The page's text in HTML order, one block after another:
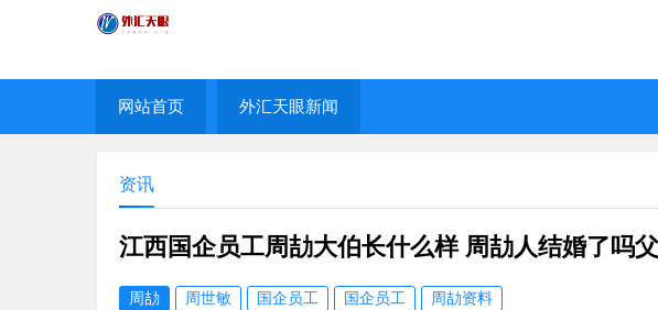
网站首页 外汇天眼新闻
资讯
江西国企员工周劼大伯长什么样 周劼人结婚了吗
周劼 周世敏 国企员工 国企员工 周劼资料